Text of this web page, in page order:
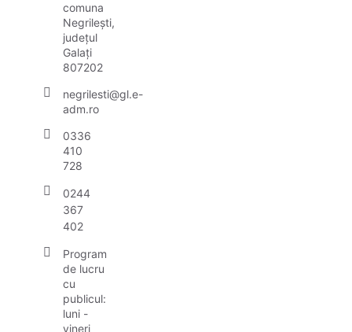
comuna
Negrilești,
județul
Galați
807202
negrilesti@gl.e-
adm.ro
0336
410
728
0244
367
402
Program
de lucru
cu
publicul:
luni -
vineri